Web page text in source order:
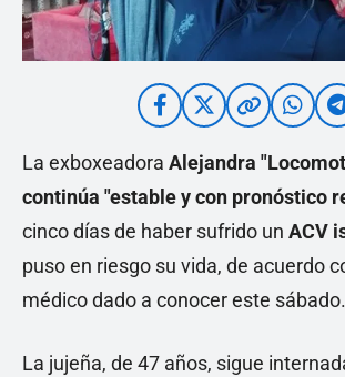
La exboxeadora Alejandra
continúa "estable y con pronóstico
cinco días de haber sufrido un ACV
puso en riesgo su vida, de acuerdo
médico dado a conocer este sábado.
La jujeña, de 47 años, sigue